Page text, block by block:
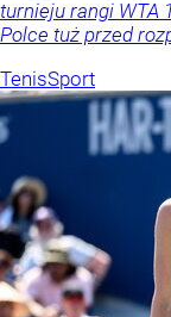
turnieju rangi WTA
Polce tuż przed
TenisSport